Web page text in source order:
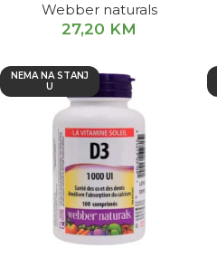
Webber naturals
27,20 KM
NEMA NA STANJ
U